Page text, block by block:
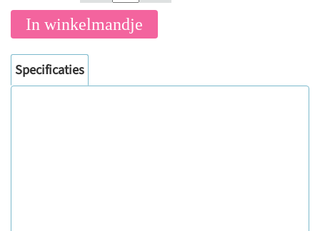
In winkelmandje
Specificaties